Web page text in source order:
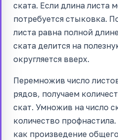
ската. Если длина листа
потребуется стыковка.
листа равна полной
ската делится на
округляется вверх.
Перемножив число
рядов, получаем
скат. Умножив на число
количество
как произведение